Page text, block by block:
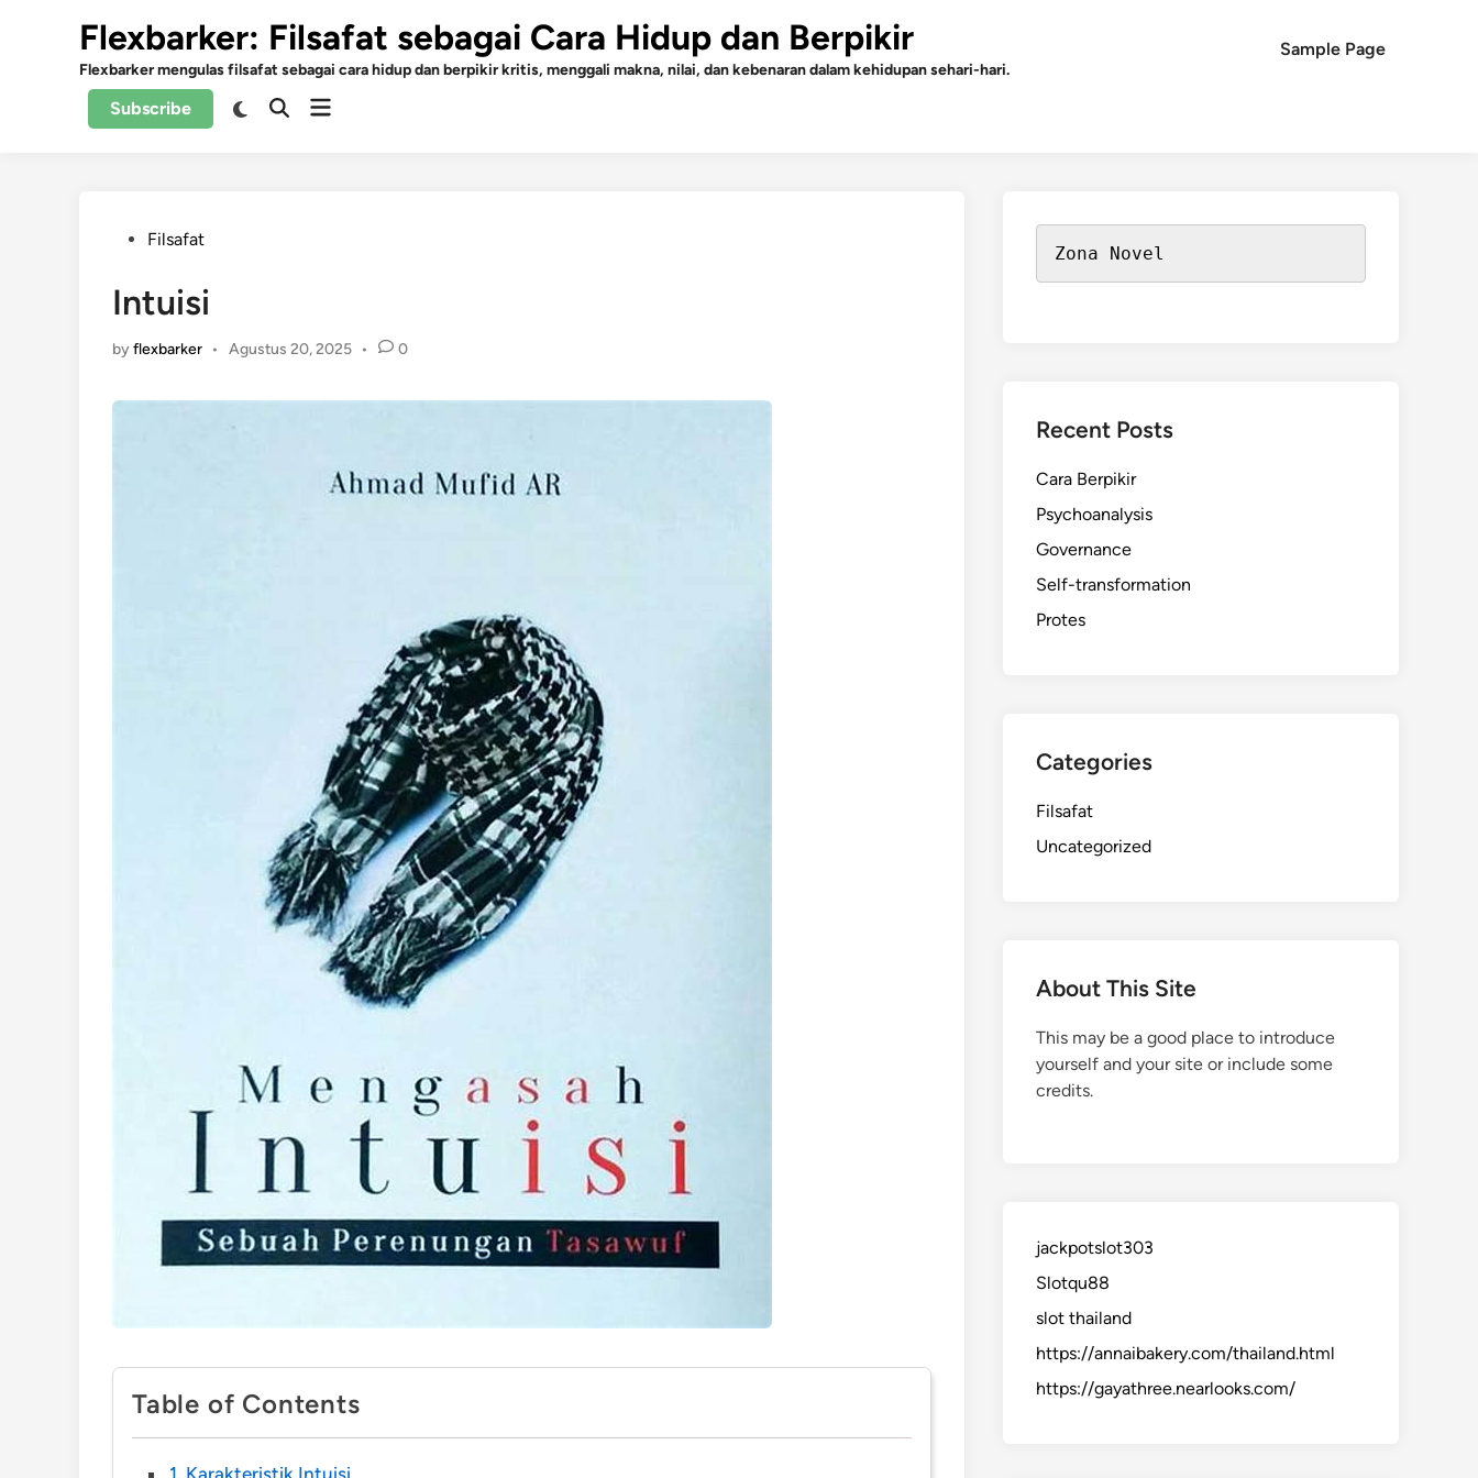
Flexbarker: Filsafat sebagai Cara Hidup dan Berpikir
Flexbarker mengulas filsafat sebagai cara hidup dan berpikir kritis, menggali makna, nilai, dan kebenaran dalam kehidupan sehari-hari.
Sample Page
Subscribe
SwitchOpenOpen
PostedFilsafat
Intuisi
byflexbarker • Agustus 20, 2025 • 0
Table of Contents
1. Karakteristik Intuisi
Zona Novel
Recent Posts
Cara Berpikir
Psychoanalysis
Governance
Self-transformation
Protes
Categories
Filsafat
Uncategorized
About This Site
This may be a good place to introduce
yourself and your site or include some
credits.
jackpotslot303
Slotqu88
slot thailand
https://annaibakery.com/thailand.html
https://gayathree.nearlooks.com/